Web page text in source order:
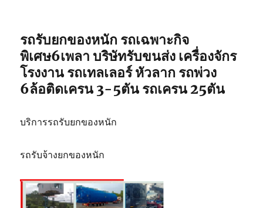
รถรับยกของหนัก รถเฉพาะกิจ
พิเศษ6เพลา บริษัทรับขนส่ง เครื่องจักร
โรงงาน รถเทลเลอร์ หัวลาก รถพ่วง
6ล้อติดเครน 3-5ตัน รถเครน 25ตัน
บริการรถรับยกของหนัก
รถรับจ้างยกของหนัก